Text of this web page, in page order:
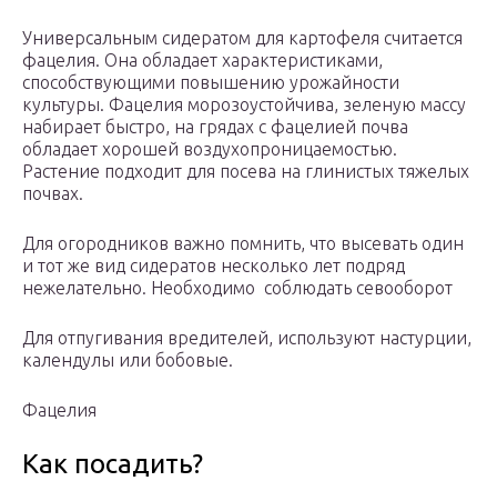
Универсальным сидератом для картофеля считается
фацелия. Она обладает характеристиками,
способствующими повышению урожайности
культуры. Фацелия морозоустойчива, зеленую массу
набирает быстро, на грядах с фацелией почва
обладает хорошей воздухопроницаемостью.
Растение подходит для посева на глинистых тяжелых
почвах.
Для огородников важно помнить, что высевать один
и тот же вид сидератов несколько лет подряд
нежелательно. Необходимо соблюдать севооборот
Для отпугивания вредителей, используют настурции,
календулы или бобовые.
Фацелия
Как посадить?